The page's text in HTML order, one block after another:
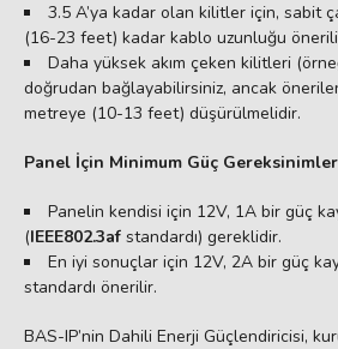
3.5 A’ya kadar olan kilitler için, sabit
(16-23 feet) kadar kablo uzunluğu
Daha yüksek akım çeken kilitleri
doğrudan bağlayabilirsiniz, ancak
metreye (10-13 feet) düşürülmelidir.
Panel İçin Minimum Güç
Panelin kendisi için 12V, 1A bir güç
(IEEE802.3af standardı) gereklidir.
En iyi sonuçlar için 12V, 2A bir güç
standardı önerilir.
BAS-IP’nin Dahili Enerji Güçlendiricisi,